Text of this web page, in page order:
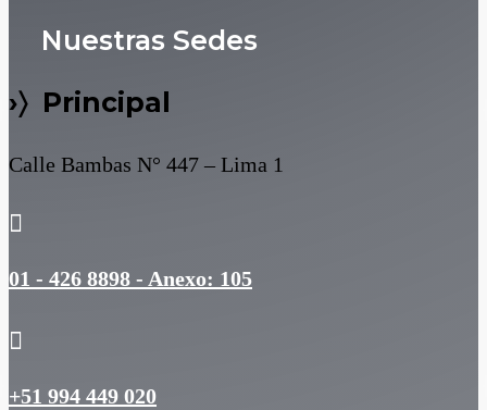
Nuestras Sedes
›〉 Principal
Calle Bambas N° 447 – Lima 1

01 - 426 8898 - Anexo: 105

+51 994 449 020